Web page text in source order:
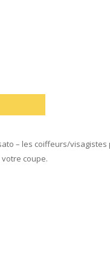
– les coiffeurs/
coupe.